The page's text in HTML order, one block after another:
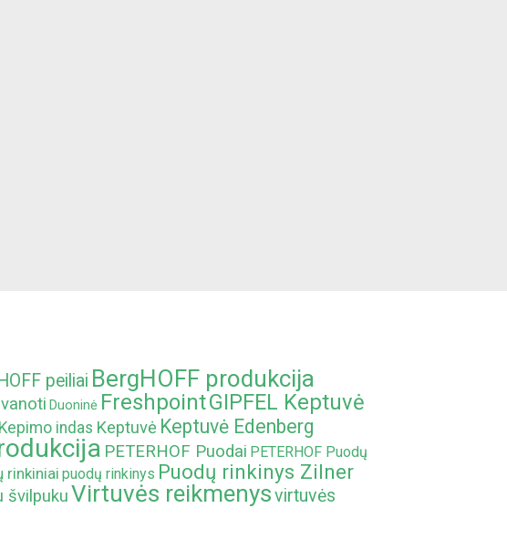
peiliai BergHOFF produkcija
Duoninė FreshpointGIPFEL Keptuvė
Kepimo indas Keptuvė Keptuvė Edenberg
PETERHOF Puodai PETERHOF Puodų
rinkiniai puodų rinkinys Puodų rinkinys Zilner
švilpukuVirtuvės reikmenysvirtuvės